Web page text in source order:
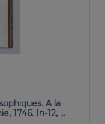
A la
1746. In-12, …